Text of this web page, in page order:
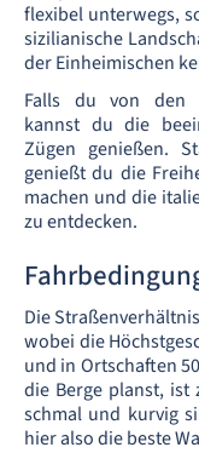
flexibel unterwegs,
sizilianische
der Einheimischen
Falls du von den
kannst du die
Zügen genießen.
genießt du die
machen und die
zu entdecken.
Die
wobei die
und in Ortschaften
die Berge planst, ist
schmal und kurvig
hier also die beste